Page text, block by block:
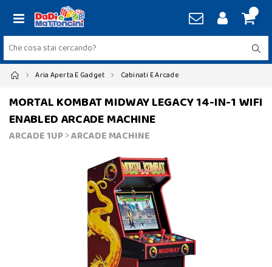
Aria Aperta E Gadget Cabinati E Arcade
MORTAL KOMBAT MIDWAY LEGACY 14-IN-1 WIFI
ENABLED ARCADE MACHINE
ARCADE 1UP>ARCADE MACHINE